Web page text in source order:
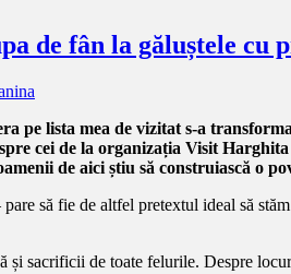
de fân la găluștele cu
pe lista mea de vizitat s-a
cei de la organizația Visit
de aici știu să construiască o
să fie de altfel pretextul ideal să
și sacrificii de toate felurile. Despre